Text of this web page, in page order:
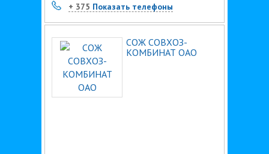
+ 375 Показать телефоны
СОЖ СОВХОЗ-
КОМБИНАТ ОАО